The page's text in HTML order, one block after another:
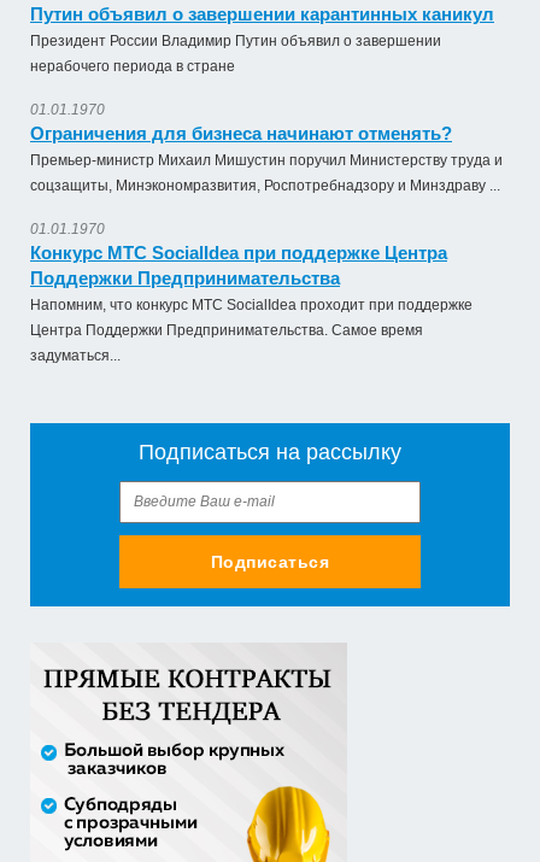
Путин объявил о завершении карантинных каникул
Президент России Владимир Путин объявил о завершении
нерабочего периода в стране
01.01.1970
Ограничения для бизнеса начинают отменять?
Премьер-министр Михаил Мишустин поручил Министерству труда и
соцзащиты, Минэкономразвития, Роспотребнадзору и Минздраву ...
01.01.1970
Конкурс МТС SocialIdea при поддержке Центра
Поддержки Предпринимательства
Напомним, что конкурс МТС SocialIdea проходит при поддержке
Центра Поддержки Предпринимательства. Самое время
задуматься...
Подписаться на рассылку
Подписаться
Оказание услуги по ремонту и техническому
обслуживанию летат...
979 492,71 руб. - сумма сделки
50% аванс;
муниципальную соб...
1 538 252,80 руб. - сумма сделки
Закупка путевок в санаторно-курортные организации
5 860 400,00 руб. - сумма сделки
30% аванс;
Оказание услуг по организации отдыха и
оздоровления детей из...
2 558 571,60 руб. - сумма сделки
20% аванс;
Закупка путевок в детские специализированные
(профильные) ла...
3 241 482,30 руб. - сумма сделки